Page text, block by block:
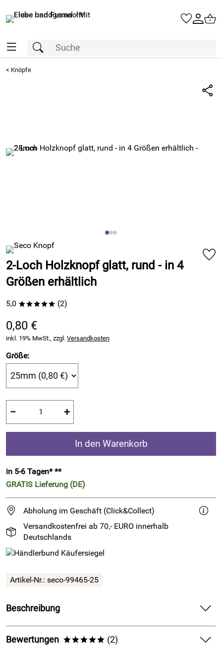
< Knöpfe
2-Loch Holzknopf glatt, rund - in 4
Größen erhältlich
5,0 ***** (2)
0,80 €
inkl. 19% MwSt., zzgl. Versandkosten
Größe:
− +
In den Warenkorb
in 5-6 Tagen* **
GRATIS Lieferung (DE)
Abholung im Geschäft (Click&Collect)
Versandkostenfrei ab 70,- EURO innerhalb
Deutschlands
Artikel-Nr.: seco-99465-25
Beschreibung
Polierter Holzknopf in Handschmeichler Qualität
Durch seine glattpolierte Holz-Oberfläche ist der Knopf
Bewertungen ***** (2)